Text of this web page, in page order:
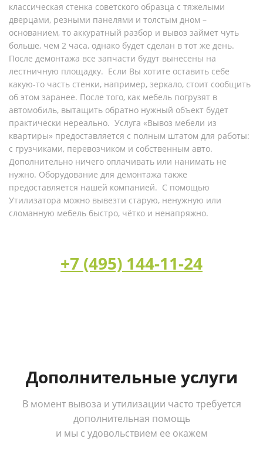
классическая стенка советского образца с тяжелыми
дверцами, резными панелями и толстым дном –
основанием, то аккуратный разбор и вывоз займет чуть
больше, чем 2 часа, однако будет сделан в тот же день.
После демонтажа все запчасти будут вынесены на
лестничную площадку. Если Вы хотите оставить себе
какую-то часть стенки, например, зеркало, стоит сообщить
об этом заранее. После того, как мебель погрузят в
автомобиль, вытащить обратно нужный объект будет
практически нереально. Услуга «Вывоз мебели из
квартиры» предоставляется с полным штатом для работы:
с грузчиками, перевозчиком и собственным авто.
Дополнительно ничего оплачивать или нанимать не
нужно. Оборудование для демонтажа также
предоставляется нашей компанией. С помощью
Утилизатора можно вывезти старую, ненужную или
сломанную мебель быстро, чётко и ненапряжно.
+7 (495) 144-11-24
Дополнительные услуги
В момент вывоза и утилизации часто требуется
дополнительная помощь
и мы с удовольствием ее окажем